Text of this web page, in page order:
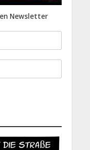
Newsletter